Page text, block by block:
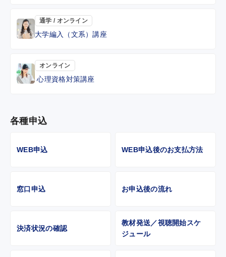
通学 / オンライン
大学編入（文系）講座
オンライン
心理資格対策講座
各種申込
WEB申込 WEB申込後のお支払方法
窓口申込 お申込後の流れ
決済状況の確認
教材発送／視聴開始スケ
ジュール